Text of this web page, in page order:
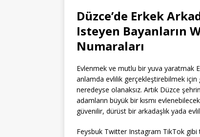
Düzce’de Erkek
Isteyen Bayanların
Numaraları
Evlenmek ve mutlu bir yuva yaratmak
anlamda evlilik gerçekleştirebilmek için
neredeyse olanaksız. Artık Düzce
adamların büyük bir kısmı
güvenilir, dürüst bir arkadaşlık yada
Feysbuk Twitter Instagram TikTok gibi